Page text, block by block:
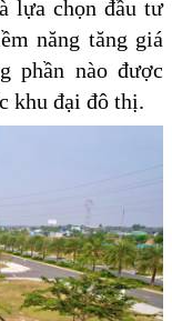
lựa chọn đầu tư
năng tăng giá
phần nào được
khu đại đô thị.